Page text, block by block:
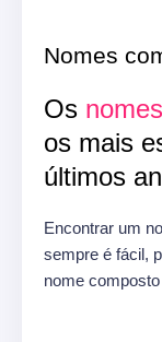
Nomes
Os
os mais
últimos
Encontrar um
sempre é fácil,
nome